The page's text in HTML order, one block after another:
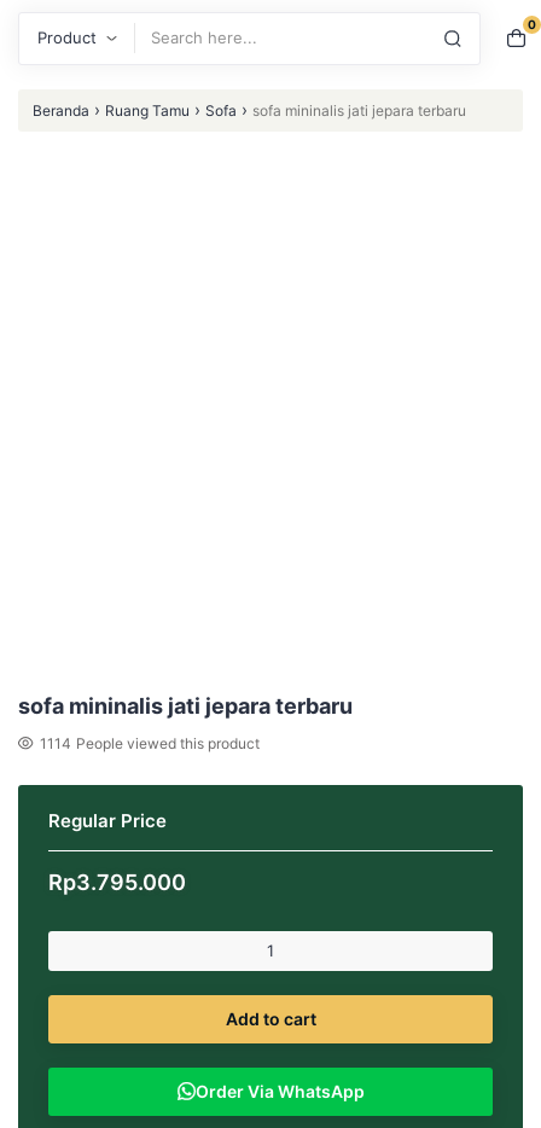
0
Beranda › Ruang Tamu › Sofa › sofa mininalis jati jepara terbaru
sofa mininalis jati jepara terbaru
1114 People viewed this product
Regular Price
Rp3.795.000
Add to cart
Order Via WhatsApp